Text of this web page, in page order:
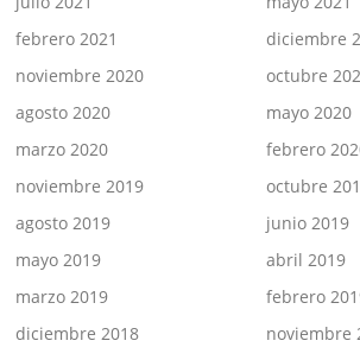
febrero 2021
diciembre
noviembre 2020
octubre
agosto 2020
mayo 2020
marzo 2020
febrero
noviembre 2019
octubre
agosto 2019
junio 2019
mayo 2019
abril 2019
marzo 2019
febrero
diciembre 2018
noviembre